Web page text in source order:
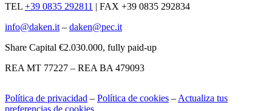
TEL +39 0835 292811 | FAX +39 0835 292834
info@daken.it – daken@pec.it
Share Capital €2.030.000, fully paid-up
REA MT 77227 – REA BA 479093
Política de privacidad – Política de cookies – Actualiza tus
preferencias de cookies